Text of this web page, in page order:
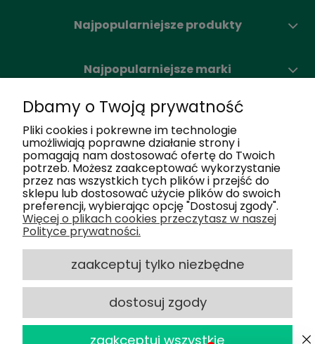
Najpopularniejsze produkty
Najpopularniejsze marki
Moje konto
Nasze salony
Dlaczego my
Obsługa klienta
2025 © Optiland.pl - Wszelkie Prawa
powered by
Dbamy o Twoją prywatność
Pliki cookies i pokrewne im technologie
umożliwiają poprawne działanie strony i
pomagają nam dostosować ofertę do Twoich
potrzeb. Możesz zaakceptować wykorzystanie
przez nas wszystkich tych plików i przejść do
sklepu lub dostosować użycie plików do swoich
preferencji, wybierając opcję "Dostosuj zgody".
Więcej o plikach cookies przeczytasz w naszej
Polityce prywatności.
zaakceptuj tylko niezbędne
dostosuj zgody
zaakceptuj wszystkie